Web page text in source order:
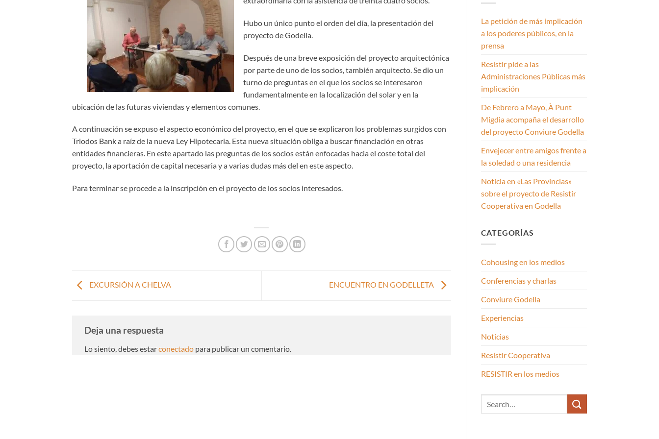
Hubo un único punto el orden del día, la presentación del
proyecto de Godella.
Después de una breve exposición del proyecto arquitectónica
por parte de uno de los socios, también arquitecto. Se dio un
turno de preguntas en el que los socios se interesaron
fundamentalmente en la localización del solar y en la
ubicación de las futuras viviendas y elementos comunes.
A continuación se expuso el aspecto económico del proyecto, en el que se explicaron los problemas surgidos con
Triodos Bank a raíz de la nueva Ley Hipotecaria. Esta nueva situación obliga a buscar financiación en otras
entidades financieras. En este apartado las preguntas de los socios están enfocadas hacia el coste total del
proyecto, la aportación de capital necesaria y a varias dudas más del en este aspecto.
Para terminar se procede a la inscripción en el proyecto de los socios interesados.
EXCURSIÓN A CHELVA ENCUENTRO EN GODELLETA
Deja una respuesta
Lo siento, debes estarconectado para publicar un comentario.
La petición de más implicación
a los poderes públicos, en la
prensa
Resistir pide a las
Administraciones Públicas más
implicación
De Febrero a Mayo, À Punt
Migdia acompaña el desarrollo
del proyecto Conviure Godella
Envejecer entre amigos frente a
la soledad o una residencia
Noticia en «Las Provincias»
sobre el proyecto de Resistir
Cooperativa en Godella
CATEGORÍAS
Cohousing en los medios
Conferencias y charlas
Conviure Godella
Experiencias
Noticias
Resistir Cooperativa
RESISTIR en los medios